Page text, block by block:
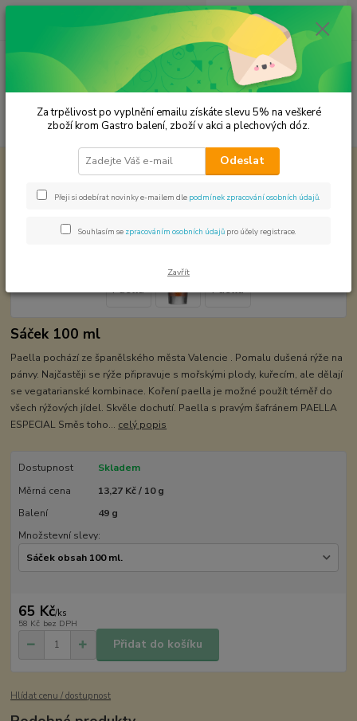
Menu
Hledat
ks
za 0,00 Kč
Koření od Samuela podle způsobu použití Paella
Paella
Sáček 100 ml
Paella pochází ze španělského města Valencie . Pomalu dušená rýže na
pánvy. Najčastěji se rýže připravuje s mořskými plody, kuřecím, ale dělají
se vegatarianské kombinace. Koření paella je možné použít téměř do
všech rýžových jídel. Skvěle dochutí. Paella s pravým šafránem PAELLA
ESPECIAL Směs toho... celý popis
Dostupnost
Skladem
Měrná cena
13,27 Kč / 10 g
Balení
49 g
Množstevní slevy:
65 Kč/ks
58 Kč bez DPH
Přidat do košíku
Hlídat cenu / dostupnost
Za trpělivost po vyplnění emailu získáte slevu 5% na veškeré
zboží krom Gastro balení, zboží v akci a plechových dóz.
Odeslat
Přeji si odebírat novinky e-mailem dle podmínek zpracování osobních údajů
Souhlasím se zpracováním osobních údajů pro účely registrace.
Zavřít